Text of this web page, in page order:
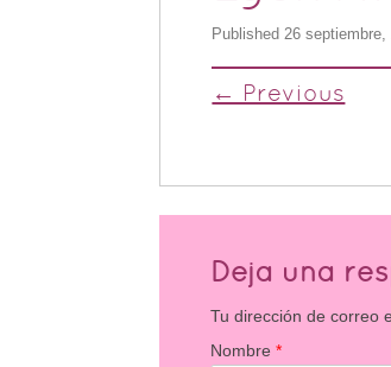
Published26 septiembre,
← Previous
Deja una
Tu dirección de correo
Nombre*